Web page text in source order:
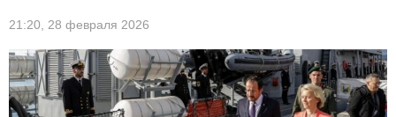
21:20, 28 февраля 2026